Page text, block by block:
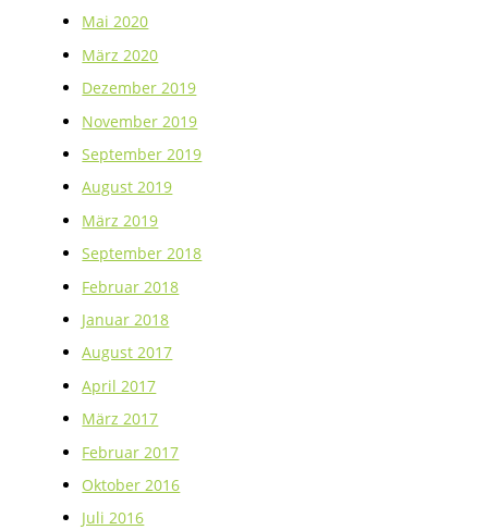
Mai 2020
März 2020
Dezember 2019
November 2019
September 2019
August 2019
März 2019
September 2018
Februar 2018
Januar 2018
August 2017
April 2017
März 2017
Februar 2017
Oktober 2016
Juli 2016